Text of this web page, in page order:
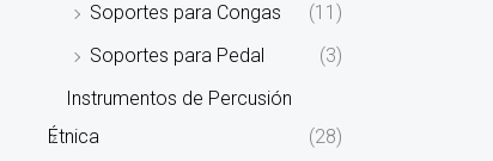
Soportes para Congas
(11)
Soportes para Pedal
(3)
Instrumentos de Percusión
Étnica
(28)